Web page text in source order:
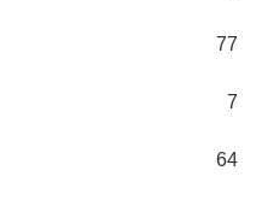
77
7
64